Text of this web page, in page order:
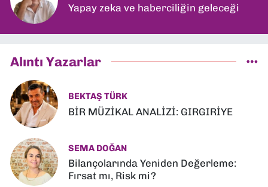
Yapay zeka ve haberciliğin geleceği
Alıntı Yazarlar
BEKTAŞ TÜRK
BİR MÜZİKAL ANALİZİ: GIRGIRİYE
SEMA DOĞAN
Bilançolarında Yeniden Değerleme:
Fırsat mı, Risk mi?